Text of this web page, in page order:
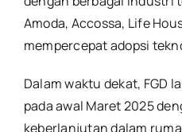
Amoda, Accossa, Life
mempercepat adopsi
Dalam waktu dekat, FGD
pada awal Maret 2025
keberlanjutan dalam